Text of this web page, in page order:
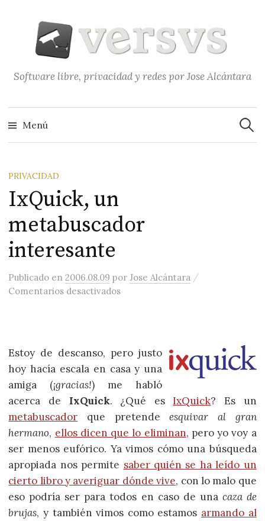
contenido
Software libre, privacidad y redes por Jose Alcántara
Menú
PRIVACIDAD
IxQuick, un
metabuscador
interesante
Publicado en2006.08.09 porJose Alcántara /
Comentarios desactivadosen IxQuick, un metabuscador
Estoy de descanso, pero justo
hoy hacía escala en casa y una
amiga (¡gracias!) me habló
acerca de IxQuick. ¿Qué esIxQuick? Es un
metabuscador que pretendeesquivar al gran
hermano, ellos dicen que lo eliminan, pero yo voy a
ser menos eufórico. Ya vimos cómo una búsqueda
apropiada nos permite saber quién se ha leído un
cierto libro y averiguar dónde vive, con lo malo que
eso podría ser para todos en caso de una caza de
brujas, y también vimos como estamos armando al